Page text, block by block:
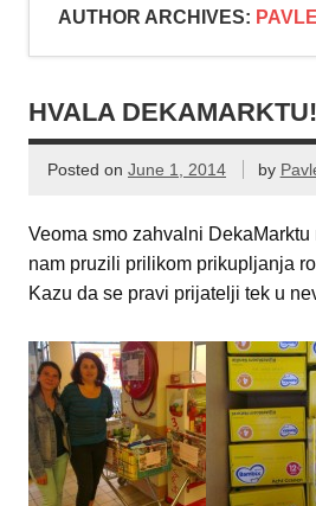
AUTHOR ARCHIVES:
HVALA DEKAMARKTU!
Posted on June 1, 2014 by
Veoma smo zahvalni
nam pruzili prilikom prikupljanja
Kazu da se pravi prijatelji tek u